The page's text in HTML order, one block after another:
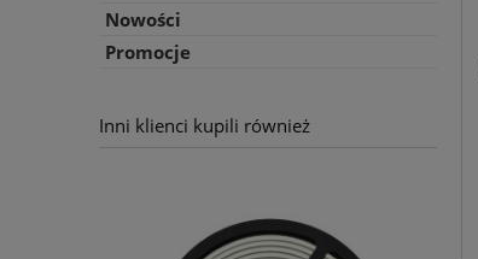
Nowości
Promocje
Inni klienci kupili również